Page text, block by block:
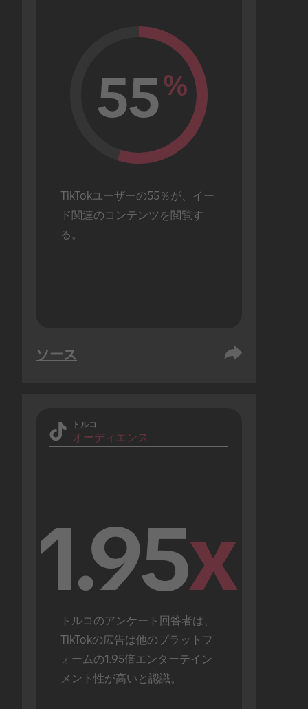
55%
TikTokユーザーの55％が、イー
ド関連のコンテンツを閲覧す
る。
ソース
トルコ
オーディエンス
1.95x
トルコのアンケート回答者は、
TikTokの広告は他のプラットフ
ォームの1.95倍エンターテイン
メント性が高いと認識。